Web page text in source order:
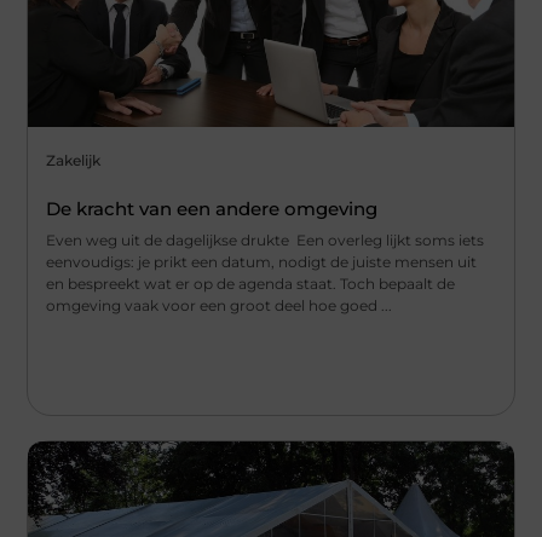
Zakelijk
De kracht van een andere omgeving
Even weg uit de dagelijkse drukte Een overleg lijkt soms iets
eenvoudigs: je prikt een datum, nodigt de juiste mensen uit
en bespreekt wat er op de agenda staat. Toch bepaalt de
omgeving vaak voor een groot deel hoe goed ...